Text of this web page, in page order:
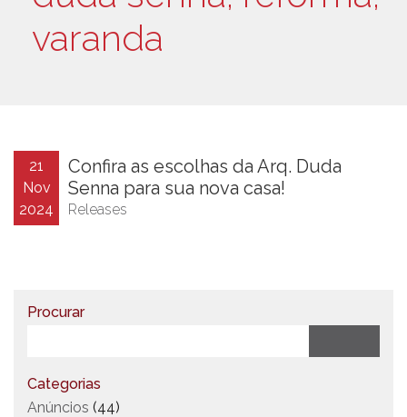
varanda
21
Nov
2024
Confira as escolhas da Arq. Duda
Senna para sua nova casa!
Releases
Procurar
Categorias
Anúncios (44)